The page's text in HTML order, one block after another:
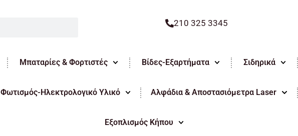
210 325 3345
Μπαταρίες & Φορτιστές Βίδες-Εξαρτήματα Σιδηρικά
Φωτισμός-Ηλεκτρολογικό Υλικό Αλφάδια & Αποστασιόμετρα Laser
Εξοπλισμός Κήπου